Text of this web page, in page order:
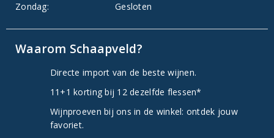
Zondag:
Gesloten
Waarom Schaapveld?
Directe import van de beste wijnen.
11+1 korting bij 12 dezelfde flessen*
Wijnproeven bij ons in de winkel: ontdek jouw
favoriet.